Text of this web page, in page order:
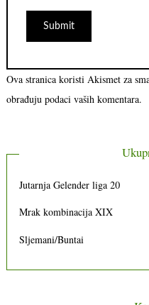
Ova stranica koristi Akismet za
obrađuju podaci vaših komentara.
Jutarnja Gelender liga 20
Mrak kombinacija XIX
Sljemani/Buntai